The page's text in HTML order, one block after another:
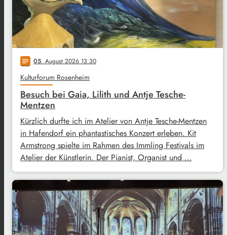
notes 05. August 2026 13:30
Kulturforum Rosenheim
Besuch bei Gaia, Lilith und Antje Tesche-
Mentzen
Kürzlich durfte ich im Atelier von Antje Tesche-Mentzen
in Hafendorf ein phantastisches Konzert erleben. Kit
Armstrong spielte im Rahmen des Immling Festivals im
Atelier der Künstlerin. Der Pianist, Organist und …